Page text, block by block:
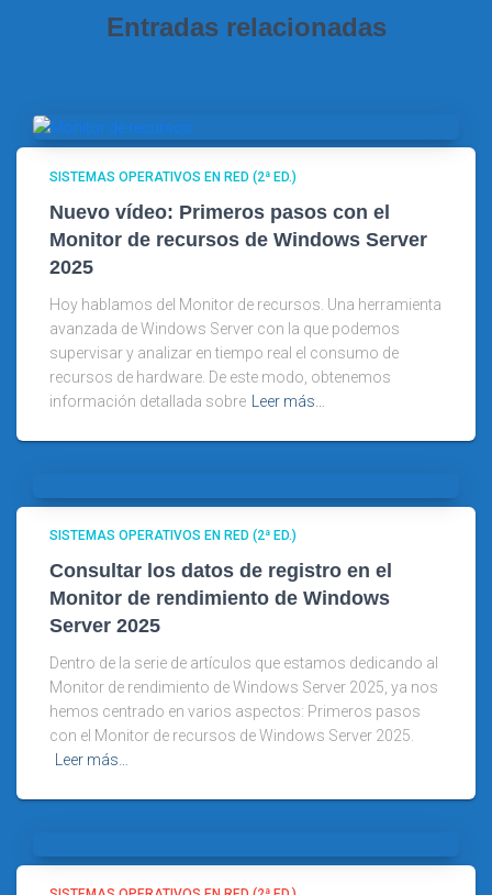
Entradas relacionadas
SISTEMAS OPERATIVOS EN RED (2ª ED.)
Nuevo vídeo: Primeros pasos con el
Monitor de recursos de Windows Server
2025
Hoy hablamos del Monitor de recursos. Una herramienta
avanzada de Windows Server con la que podemos
supervisar y analizar en tiempo real el consumo de
recursos de hardware. De este modo, obtenemos
información detallada sobre Leer más…
SISTEMAS OPERATIVOS EN RED (2ª ED.)
Consultar los datos de registro en el
Monitor de rendimiento de Windows
Server 2025
Dentro de la serie de artículos que estamos dedicando al
Monitor de rendimiento de Windows Server 2025, ya nos
hemos centrado en varios aspectos: Primeros pasos
con el Monitor de recursos de Windows Server 2025.
Leer más…